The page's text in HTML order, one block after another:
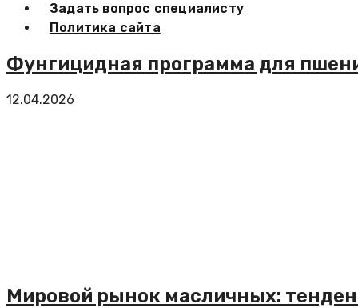
Задать вопрос специалисту
Политика сайта
Фунгицидная программа для
12.04.2026
Мировой рынок масличных: